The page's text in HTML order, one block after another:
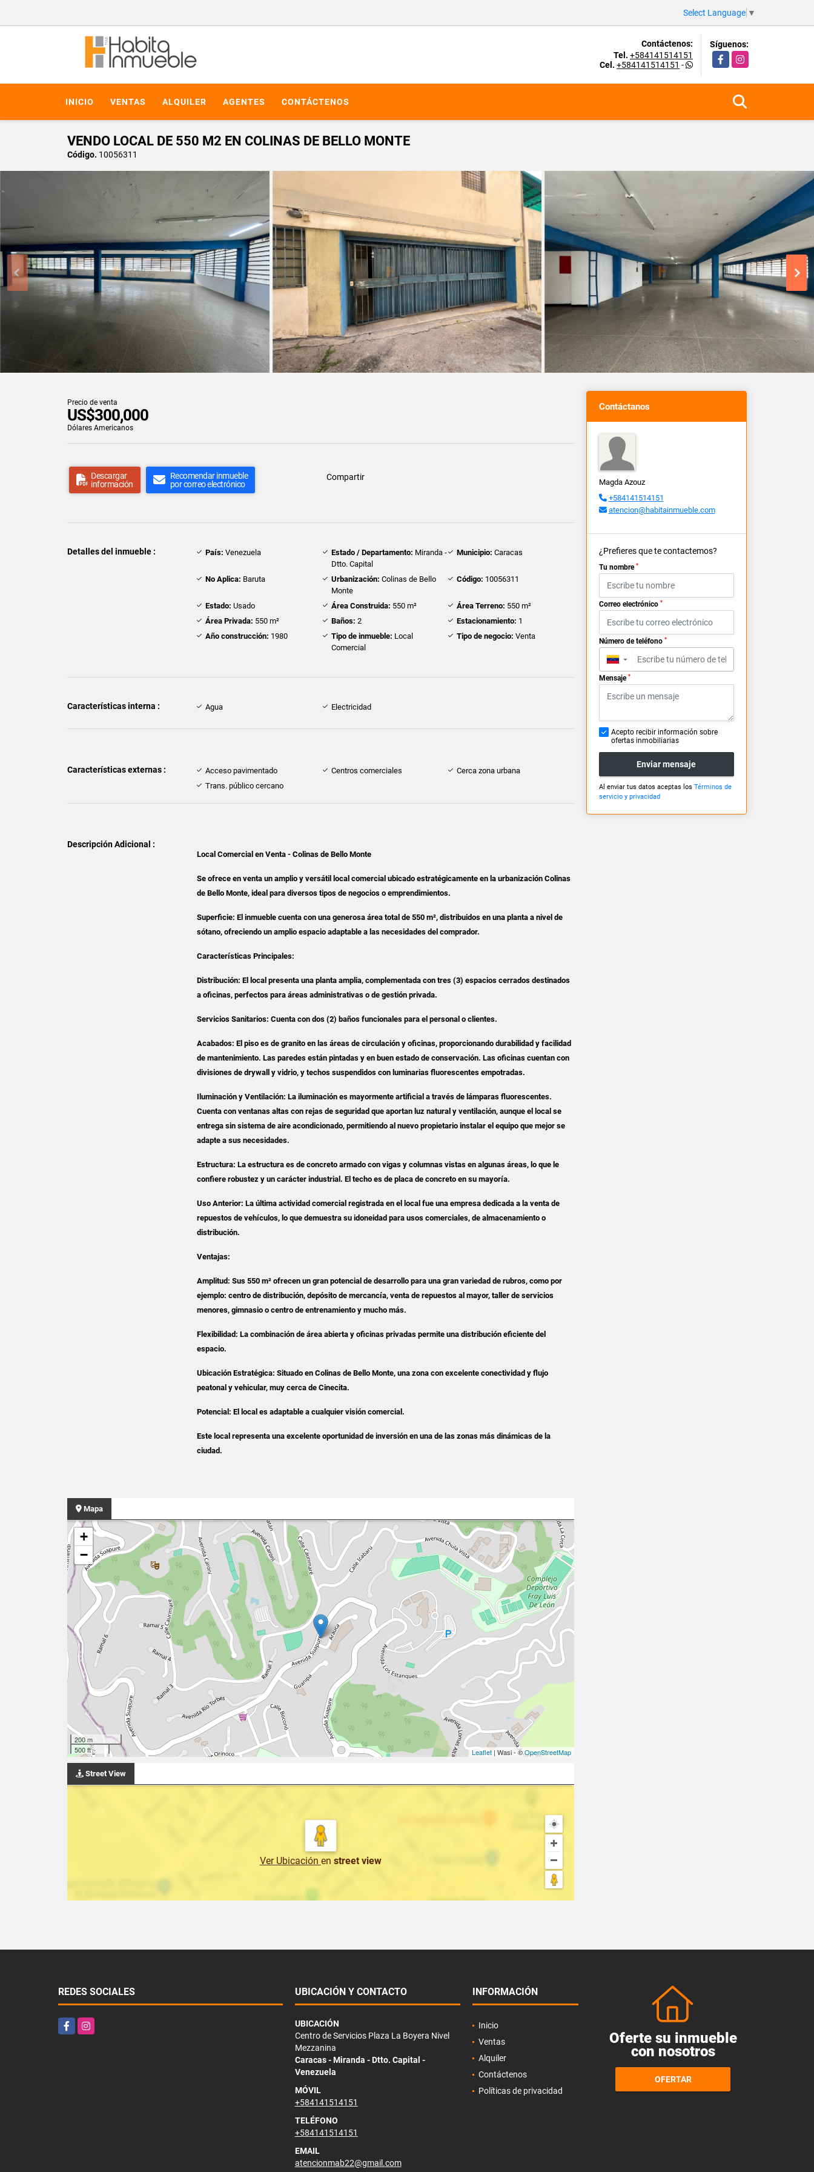
Select Language ▼
Contáctenos:
Tel. +584141514151
Cel. +584141514151 -
Síguenos:
FacebookInstagram
INICIO VENTAS ALQUILER AGENTES CONTÁCTENOS
VENDO LOCAL DE 550 M2 EN COLINAS DE BELLO MONTE
Código. 10056311
Precio de venta
US$300,000
Dólares Americanos
Descargar
información
Recomendar inmueble
por correo electrónico
Compartir
Detalles del inmueble : País: Venezuela Estado / Departamento: Miranda -
Dtto. Capital
Municipio: Caracas
No Aplica: Baruta Urbanización: Colinas de Bello
Monte
Código: 10056311
Estado: Usado Área Construida: 550 m² Área Terreno: 550 m²
Área Privada: 550 m² Baños: 2 Estacionamiento: 1
Año construcción: 1980 Tipo de inmueble: Local
Comercial
Tipo de negocio: Venta
Características interna : Agua Electricidad
Características externas : Acceso pavimentado Centros comerciales
Cerca zona urbana
Trans. público cercano
Descripción Adicional :
Local Comercial en Venta - Colinas de Bello Monte
Se ofrece en venta un amplio y versátil local comercial ubicado estratégicamente en la urbanización Colinas
de Bello Monte, ideal para diversos tipos de negocios o emprendimientos.
Superficie: El inmueble cuenta con una generosa área total de 550 m², distribuidos en una planta a nivel de
sótano, ofreciendo un amplio espacio adaptable a las necesidades del comprador.
Características Principales:
Distribución: El local presenta una planta amplia, complementada con tres (3) espacios cerrados destinados
a oficinas, perfectos para áreas administrativas o de gestión privada.
Servicios Sanitarios: Cuenta con dos (2) baños funcionales para el personal o clientes.
Acabados: El piso es de granito en las áreas de circulación y oficinas, proporcionando durabilidad y facilidad
de mantenimiento. Las paredes están pintadas y en buen estado de conservación. Las oficinas cuentan con
divisiones de drywall y vidrio, y techos suspendidos con luminarias fluorescentes empotradas.
Iluminación y Ventilación: La iluminación es mayormente artificial a través de lámparas fluorescentes.
Cuenta con ventanas altas con rejas de seguridad que aportan luz natural y ventilación, aunque el local se
entrega sin sistema de aire acondicionado, permitiendo al nuevo propietario instalar el equipo que mejor se
adapte a sus necesidades.
Estructura: La estructura es de concreto armado con vigas y columnas vistas en algunas áreas, lo que le
confiere robustez y un carácter industrial. El techo es de placa de concreto en su mayoría.
Uso Anterior: La última actividad comercial registrada en el local fue una empresa dedicada a la venta de
repuestos de vehículos, lo que demuestra su idoneidad para usos comerciales, de almacenamiento o
distribución.
Ventajas:
Amplitud: Sus 550 m² ofrecen un gran potencial de desarrollo para una gran variedad de rubros, como por
ejemplo: centro de distribución, depósito de mercancía, venta de repuestos al mayor, taller de servicios
menores, gimnasio o centro de entrenamiento y mucho más.
Flexibilidad: La combinación de área abierta y oficinas privadas permite una distribución eficiente del
espacio.
Ubicación Estratégica: Situado en Colinas de Bello Monte, una zona con excelente conectividad y flujo
peatonal y vehicular, muy cerca de Cinecita.
Potencial: El local es adaptable a cualquier visión comercial.
Este local representa una excelente oportunidad de inversión en una de las zonas más dinámicas de la
ciudad.
Mapa
+
−
200 m
500 ft
Leaflet| Wasi - ©OpenStreetMap
Street View
Ver Ubicación en street view
Contáctanos
Magda Azouz
+584141514151
atencion@habitainmueble.com
¿Prefieres que te contactemos?
Tu nombre *
Correo electrónico *
Número de teléfono *
▼
Mensaje *
Acepto recibir información sobre
ofertas inmobiliarias
Enviar mensaje
Al enviar tus datos aceptas los Términos de
servicio y privacidad
REDES SOCIALES
FacebookInstagram
UBICACIÓN Y CONTACTO
UBICACIÓN
Centro de Servicios Plaza La Boyera Nivel
Mezzanina
Caracas - Miranda - Dtto. Capital -
Venezuela
MÓVIL
+584141514151
TELÉFONO
+584141514151
EMAIL
atencionmab22@gmail.com
INFORMACIÓN
Inicio
Ventas
Alquiler
Contáctenos
Políticas de privacidad
Oferte su inmueble
con nosotros
OFERTAR